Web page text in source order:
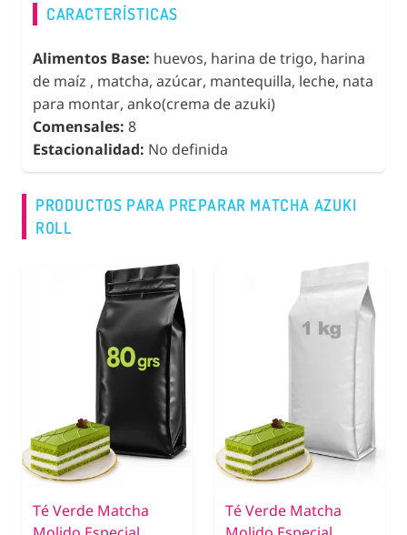
CARACTERÍSTICAS
Alimentos Base: huevos, harina de trigo, harina
de maíz , matcha, azúcar, mantequilla, leche, nata
para montar, anko(crema de azuki)
Comensales: 8
Estacionalidad: No definida
PRODUCTOS PARA PREPARAR MATCHA AZUKI
ROLL
Té Verde Matcha
Té Verde Matcha